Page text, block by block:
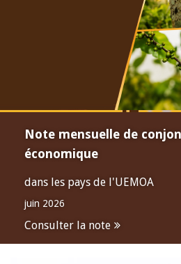
Note mensuelle de
économique
dans les pays de l'UEMOA
juin 2026
Consulter la note